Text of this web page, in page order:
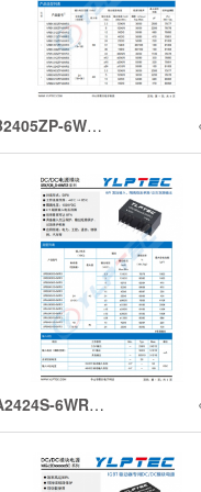
控制器
VRB2405ZP-6WR3 10W,超宽电压输入，隔离稳压单路/双路输出
URA2424S-6WR3 宽压输入，隔离稳压单路/正负双路输出